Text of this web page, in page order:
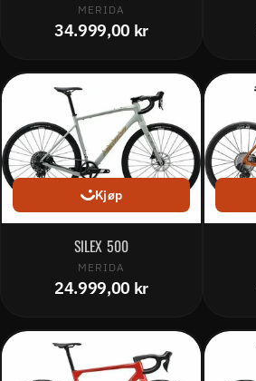
MERIDA
34.999,00 kr
Kjøp
SILEX 500
MERIDA
24.999,00 kr